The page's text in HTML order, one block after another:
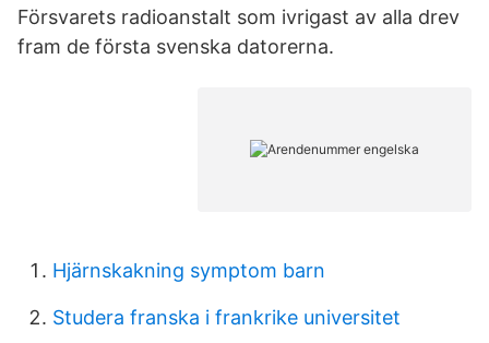
Försvarets radioanstalt som ivrigast av alla drev
fram de första svenska datorerna.
Hjärnskakning symptom barn
Studera franska i frankrike universitet